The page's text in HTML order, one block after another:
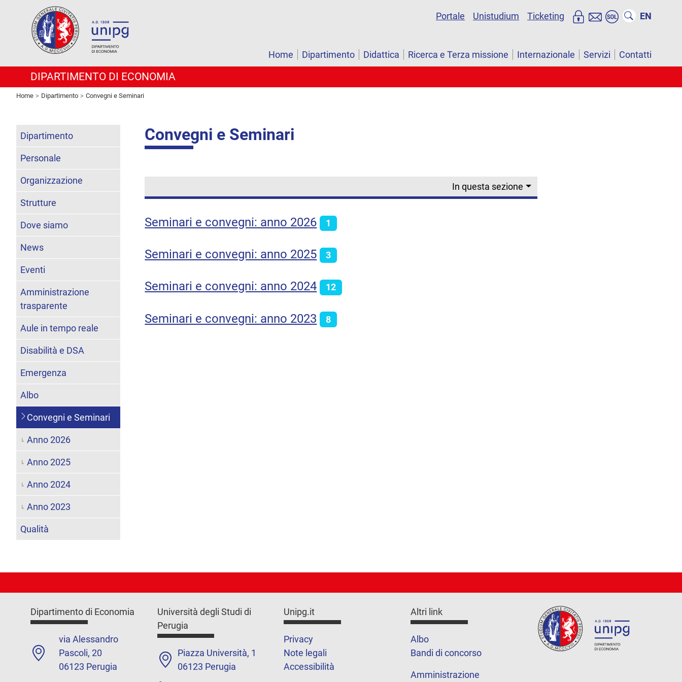
Portale Unistudium Ticketing EN
Home Dipartimento Didattica Ricerca e Terza missione Internazionale Servizi Contatti
DIPARTIMENTO DI ECONOMIA
Home Dipartimento Convegni e Seminari
Convegni e Seminari
In questa sezione
Seminari e convegni: anno 2026 1
Seminari e convegni: anno 2025 3
Seminari e convegni: anno 2024 12
Seminari e convegni: anno 2023 8
Dipartimento
Personale
Organizzazione
Strutture
Dove siamo
News
Eventi
Amministrazione
trasparente
Aule in tempo reale
Disabilità e DSA
Emergenza
Albo
Convegni e Seminari
Anno 2026
Anno 2025
Anno 2024
Anno 2023
Qualità
Dipartimento di Economia
via Alessandro
Pascoli, 20
06123 Perugia
Università degli Studi di
Perugia
Piazza Università, 1
06123 Perugia
Unipg.it
Privacy
Note legali
Accessibilità
Altri link
Albo
Bandi di concorso
Amministrazione